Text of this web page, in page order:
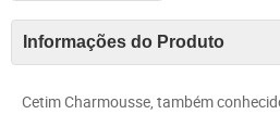
Informações do Produto
Cetim Charmousse, também